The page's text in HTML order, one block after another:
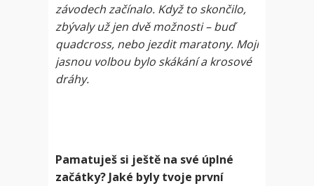
závodech začínalo. Když to skončilo,
zbývaly už jen dvě možnosti – buď
quadcross, nebo jezdit maratony. Mojí
jasnou volbou bylo skákání a krosové
dráhy.
Pamatuješ si ještě na své úplné
začátky? Jaké byly tvoje první